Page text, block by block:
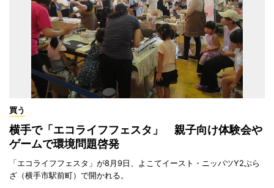
買う
横手で「エコライフフェスタ」 親子向け体験会や
ゲームで環境問題啓発
「エコライフフェスタ」が8月9日、よこてイースト・ニッパツY2ぷら
ざ（横手市駅前町）で開かれる。